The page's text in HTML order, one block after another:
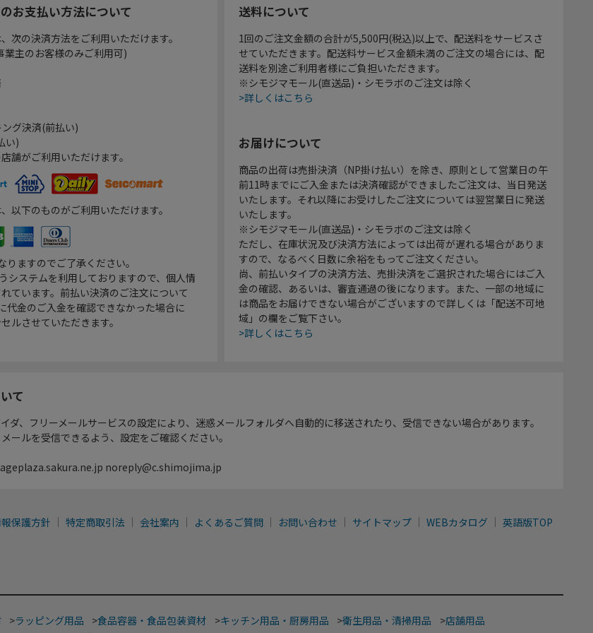
お支払い方法について
次の決済方法をご利用いただけます。
業主のお客様のみご利用可)
グ決済(前払い)
い)
舗がご利用いただけます。
以下のものがご利用いただけます。
ますのでご了承ください。
システムを利用しておりますので、個人情
ています。前払い決済のご注文について
代金のご入金を確認できなかった場合に
ルさせていただきます。
送料について
1回のご注文金額の合計が5,500円(税込)以上で、配送料をサービスさ
せていただきます。配送料サービス金額未満のご注文の場合には、配
送料を別途ご利用者様にご負担いただきます。
※シモジマモール(直送品)・シモラボのご注文は除く
>詳しくはこちら
お届けについて
商品の出荷は売掛決済（NP掛け払い）を除き、原則として営業日の午
前11時までにご入金または決済確認ができましたご注文は、当日発送
いたします。それ以降にお受けしたご注文については翌営業日に発送
いたします。
※シモジマモール(直送品)・シモラボのご注文は除く
ただし、在庫状況及び決済方法によっては出荷が遅れる場合がありま
すので、なるべく日数に余裕をもってご注文ください。
尚、前払いタイプの決済方法、売掛決済をご選択された場合にはご入
金の確認、あるいは、審査通過の後になります。また、一部の地域に
は商品をお届けできない場合がございますので詳しくは「配送不可地
域」の欄をご覧下さい。
>詳しくはこちら
て
ダ、フリーメールサービスの設定により、迷惑メールフォルダへ自動的に移送されたり、受信できない場合があります。
ールを受信できるよう、設定をご確認ください。
noreply@c.shimojima.jp
保護方針 特定商取引法 会社案内 よくあるご質問 お問い合わせ サイトマップ WEBカタログ 英語版TOP
>ラッピング用品 >食品容器・食品包装資材 >キッチン用品・厨房用品 >衛生用品・清掃用品 >店舗用品